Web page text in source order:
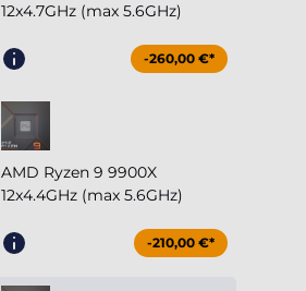
12x4.7GHz (max 5.6GHz)
-260,00 €*
AMD Ryzen 9 9900X
12x4.4GHz (max 5.6GHz)
-210,00 €*